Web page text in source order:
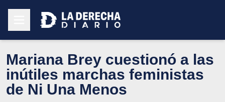
Mariana Brey cuestionó a las
inútiles marchas feministas
de Ni Una Menos